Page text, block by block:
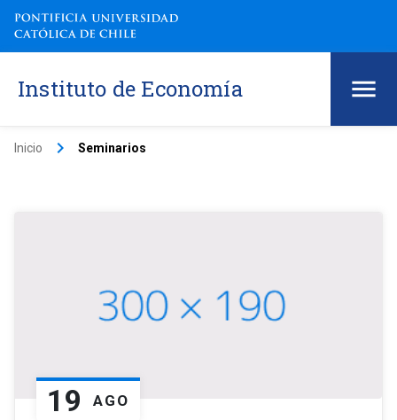
Instituto de Economía
Inicio keyboard_arrow_right Seminarios
19 AGO